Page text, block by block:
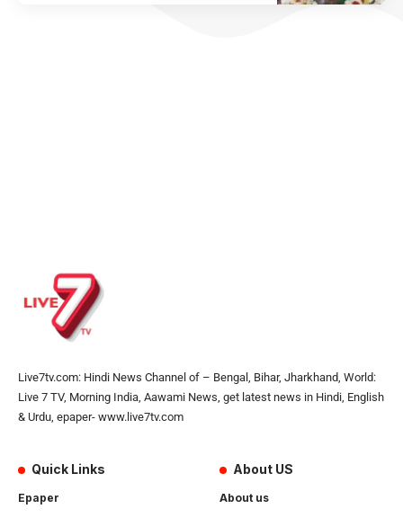
Live7tv.com: Hindi News Channel of – Bengal, Bihar, Jharkhand, World:
Live 7 TV, Morning India, Aawami News, get latest news in Hindi, English
& Urdu, epaper- www.live7tv.com
Quick Links
Epaper
About US
About us